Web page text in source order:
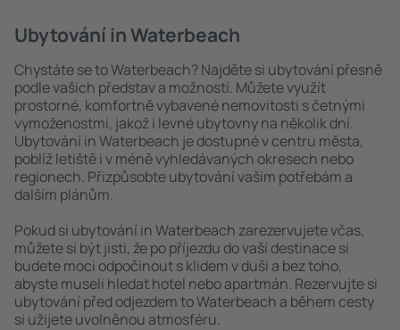
Ubytování in Waterbeach
Chystáte se to Waterbeach? Najděte si ubytování přesně
podle vašich představ a možností. Můžete využít
prostorné, komfortně vybavené nemovitosti s četnými
vymoženostmi, jakož i levné ubytovny na několik dní.
Ubytování in Waterbeach je dostupné v centru města,
poblíž letiště i v méně vyhledávaných okresech nebo
regionech. Přizpůsobte ubytování vašim potřebám a
dalším plánům.
Pokud si ubytování in Waterbeach zarezervujete včas,
můžete si být jisti, že po příjezdu do vaší destinace si
budete moci odpočinout s klidem v duši a bez toho,
abyste museli hledat hotel nebo apartmán. Rezervujte si
ubytování před odjezdem to Waterbeach a během cesty
si užijete uvolněnou atmosféru.